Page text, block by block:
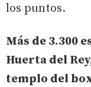
los puntos.
Más de 3.300
Huerta del
templo del